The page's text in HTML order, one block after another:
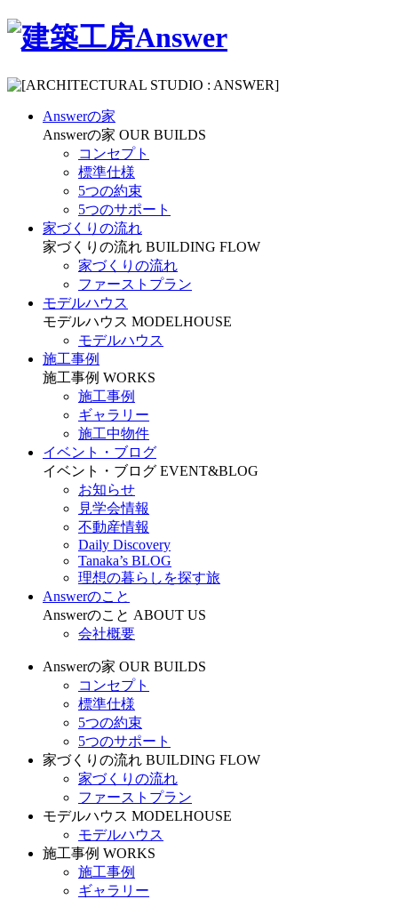
Answerの家
Answerの家 OUR BUILDS
コンセプト
標準仕様
5つの約束
5つのサポート
家づくりの流れ
家づくりの流れ BUILDING FLOW
家づくりの流れ
ファーストプラン
モデルハウス
モデルハウス MODELHOUSE
モデルハウス
施工事例
施工事例 WORKS
施工事例
ギャラリー
施工中物件
イベント・ブログ
イベント・ブログ EVENT&BLOG
お知らせ
見学会情報
不動産情報
Daily Discovery
Tanaka’s BLOG
理想の暮らしを探す旅
Answerのこと
Answerのこと ABOUT US
会社概要
Answerの家 OUR BUILDS
コンセプト
標準仕様
5つの約束
5つのサポート
家づくりの流れ BUILDING FLOW
家づくりの流れ
ファーストプラン
モデルハウス MODELHOUSE
モデルハウス
施工事例 WORKS
施工事例
ギャラリー